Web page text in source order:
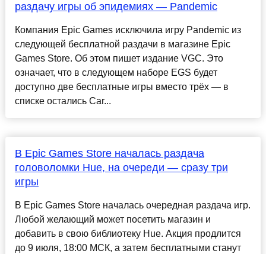
раздачу игры об эпидемиях — Pandemic
Компания Epic Games исключила игру Pandemic из
следующей бесплатной раздачи в магазине Epic
Games Store. Об этом пишет издание VGC. Это
означает, что в следующем наборе EGS будет
доступно две бесплатные игры вместо трёх — в
списке остались Car...
В Epic Games Store началась раздача
головоломки Hue, на очереди — сразу три
игры
В Epic Games Store началась очередная раздача игр.
Любой желающий может посетить магазин и
добавить в свою библиотеку Hue. Акция продлится
до 9 июля, 18:00 МСК, а затем бесплатными станут